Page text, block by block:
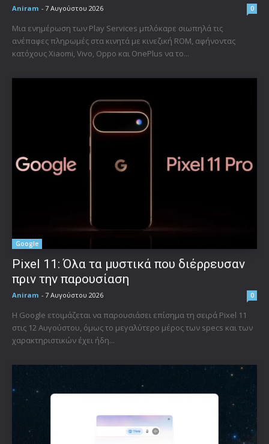
Aniram - 7 Αυγούστου 2026 0
Μια ενημέρωση των Play Services μπλόκαρε σιωπηλά τις
ανέπαφες πληρωμές στα κινητά με κινεζική ROM, αφήνοντας
κατόχους Xiaomi, Vivo, Oppo και OnePlus να το...
Google
Pixel 11: Όλα τα μυστικά που διέρρευσαν
πριν την παρουσίαση
Aniram - 7 Αυγούστου 2026 0
Η Google ετοιμάζεται να παρουσιάσει επίσημα τη σειρά Pixel 11
στις 12 Αυγούστου, όμως το μεγαλύτερο μέρος των specs και των
χαρακτηριστικών έχει ήδη...